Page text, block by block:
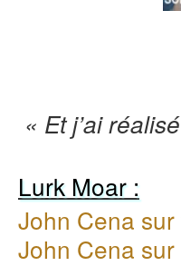
« Et j’ai
Lurk Moar :
John Cena
John Cena